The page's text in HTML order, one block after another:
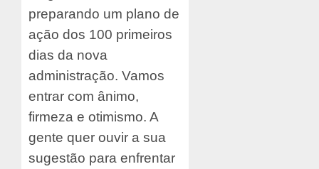
preparando um plano de
ação dos 100 primeiros
dias da nova
administração. Vamos
entrar com ânimo,
firmeza e otimismo. A
gente quer ouvir a sua
sugestão para enfrentar